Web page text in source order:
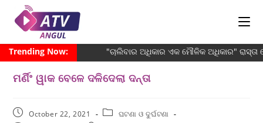
Trending Now: "ଚାଲିବାର ଅଧିକାର ଏକ ମୌଳିକ ଅଧିକାର" ରାସ୍ତା
ମର୍ଣିଂ ୱାକ ବେଳେ ଦଳିଦେଲା ଦନ୍ତା
October 22, 2021
ଘଟଣା ଓ ଦୁର୍ଘଟଣା